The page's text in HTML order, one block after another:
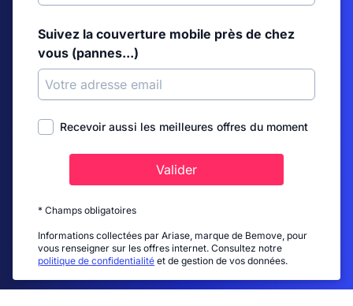
Suivez la couverture mobile près de chez
vous (pannes...)
Recevoir aussi les meilleures offres du moment
Valider
* Champs obligatoires
Informations collectées par Ariase, marque de Bemove, pour
vous renseigner sur les offres internet. Consultez notre
politique de confidentialité et de gestion de vos données.